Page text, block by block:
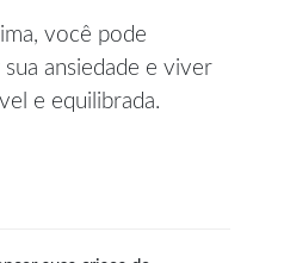
você pode
ansiedade e viver
e equilibrada.